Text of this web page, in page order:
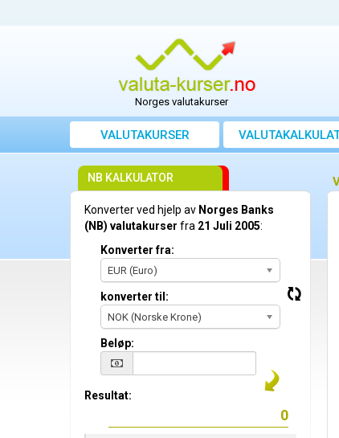
Norges valutakurser
VALUTAKURSER
NB KALKULATOR
Konverter ved hjelp av Norges Banks
(NB) valutakurser fra 21 Juli 2005:
Konverter fra:
EUR (Euro)
konverter til:
NOK (Norske Krone)
Beløp:
Resultat: